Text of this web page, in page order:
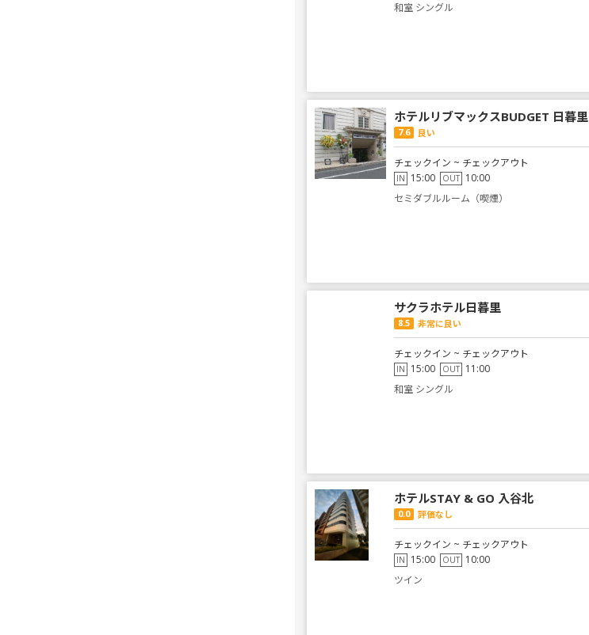
和室 シングル
ホテルリブマックスBUDGET 日暮里
7.6 良い
チェックイン ~ チェックアウト
IN 15:00 OUT 10:00
セミダブルルーム（喫煙）
サクラホテル日暮里
8.5 非常に良い
チェックイン ~ チェックアウト
IN 15:00 OUT 11:00
和室 シングル
ホテルSTAY & GO 入谷北
0.0 評価なし
チェックイン ~ チェックアウト
IN 15:00 OUT 10:00
ツイン